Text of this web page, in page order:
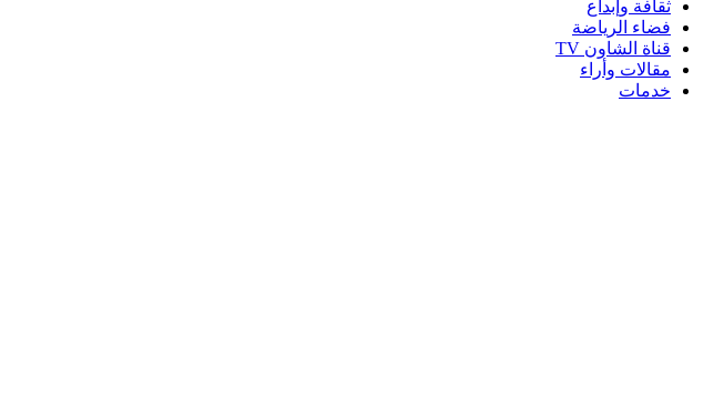
ثقافة وإبداع
فضاء الرياضة
قناة الشاون TV
مقالات وأراء
خدمات